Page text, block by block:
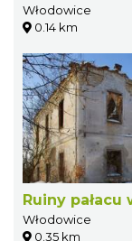
Włodowice
0.14 km
Ruiny pałacu
Włodowice
0.35 km